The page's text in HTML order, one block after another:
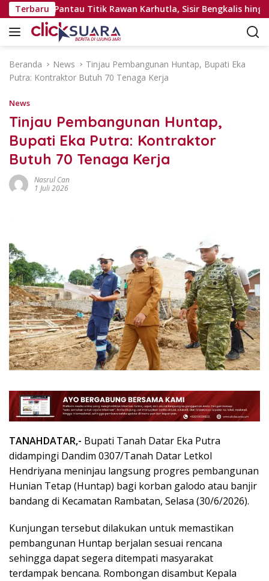
a
Terbaru
Udara Pantau Titik Rawan Karhutla, Sisir Bengkalis hingga
Beranda News
Tinjau Pembangunan Huntap, Bupati Eka
Putra: Kontraktor Butuh 70 Tenaga Kerja
News
Tinjau Pembangunan Huntap,
Bupati Eka Putra: Kontraktor
Butuh 70 Tenaga Kerja
Nasrul Can
1 Juli 2026
TANAHDATAR,- Bupati Tanah Datar Eka Putra
didampingi Dandim 0307/Tanah Datar Letkol
Hendriyana meninjau langsung progres pembangunan
Hunian Tetap (Huntap) bagi korban galodo atau banjir
bandang di Kecamatan Rambatan, Selasa (30/6/2026).
Kunjungan tersebut dilakukan untuk memastikan
pembangunan Huntap berjalan sesuai rencana
sehingga dapat segera ditempati masyarakat
terdampak bencana. Rombongan disambut Kepala